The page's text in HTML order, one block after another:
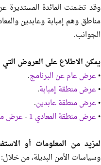
وقد تضمنت المائدة المستديرة
مناطق وهم إمبابة وعابدين
الجوانب.
يمكن الاطلاع على العروض التي
•عرض عام عن البرنامج.
•عرض منطقة إمبابة.
•عرض منطقة عابدين.
•عرض منطقة المعادي 1 -عرض
لمزيد من المعلومات أو
وسياسات الأمن البديلة، من خلال: